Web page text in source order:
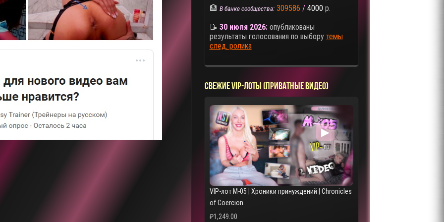
🏦 В банке сообщества: 309586 / 4000 р.
📝 30 июля 2026:опубликованы
результаты голосования по выбору темы
след. ролика
СВЕЖИЕ VIP-ЛОТЫ (ПРИВАТНЫЕ ВИДЕО)
▶
VIP-лот M-05 | Хроники принуждений | Chronicles
of Coercion
₽1,249.00